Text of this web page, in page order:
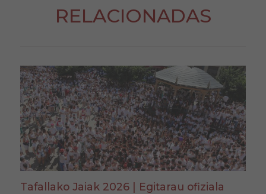
RELACIONADAS
Tafallako Jaiak 2026 | Egitarau ofiziala